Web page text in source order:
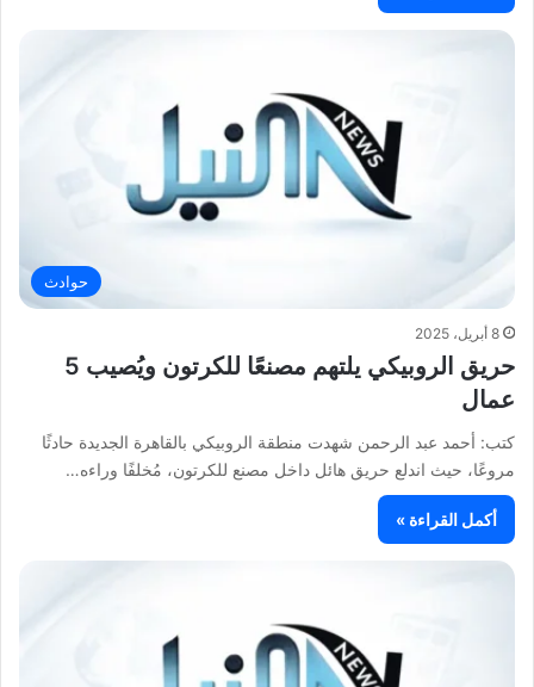
حوادث
8 أبريل، 2025
حريق الروبيكي يلتهم مصنعًا للكرتون ويُصيب 5
عمال
كتب: أحمد عبد الرحمن شهدت منطقة الروبيكي بالقاهرة الجديدة حادثًا
مروعًا، حيث اندلع حريق هائل داخل مصنع للكرتون، مُخلفًا وراءه…
أكمل القراءة »